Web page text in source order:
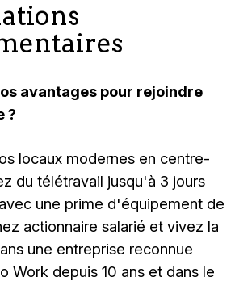
avantages pour rejoindre
?
locaux modernes en centre-
du télétravail jusqu'à 3 jours
une prime d'équipement de
actionnaire salarié et vivez la
une entreprise reconnue
Work depuis 10 ans et dans le